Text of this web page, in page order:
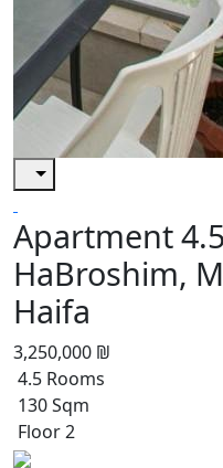
Apartment
HaBroshim,
Haifa
3,250,000 ₪
4.5 Rooms
130 Sqm
Floor 2